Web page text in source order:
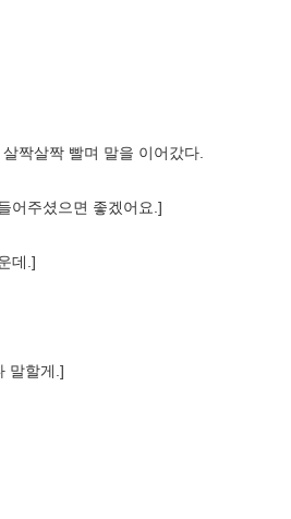
짝살짝 빨며 말을 이어갔다.
어주셨으면 좋겠어요.]
데.]
말할게.]